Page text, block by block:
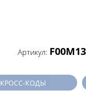
Артикул:
КРОСС-КОДЫ